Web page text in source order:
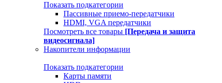
Показать подкатегории
Пассивные приемо-передатчики
HDMI, VGA передатчики
Посмотреть все товары [Передача и защита
видеосигнала]
Накопители информации
Показать подкатегории
Карты памяти